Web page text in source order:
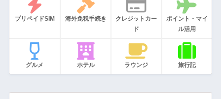
プリペイドSIM 海外免税手続き
クレジットカー
ド
ポイント・マイ
ル活用
グルメ ホテル ラウンジ 旅行記